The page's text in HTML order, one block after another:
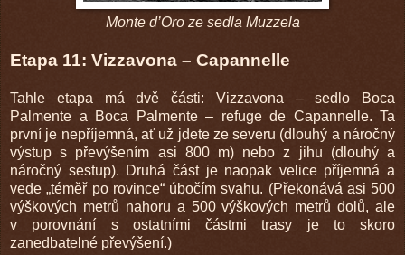
Monte d’Oro ze sedla Muzzela
Etapa 11: Vizzavona – Capannelle
Tahle etapa má dvě části: Vizzavona – sedlo Boca
Palmente a Boca Palmente – refuge de Capannelle. Ta
první je nepříjemná, ať už jdete ze severu (dlouhý a náročný
výstup s převýšením asi 800 m) nebo z jihu (dlouhý a
náročný sestup). Druhá část je naopak velice příjemná a
vede „téměř po rovince“ úbočím svahu. (Překonává asi 500
výškových metrů nahoru a 500 výškových metrů dolů, ale
v porovnání s ostatními částmi trasy je to skoro
zanedbatelné převýšení.)